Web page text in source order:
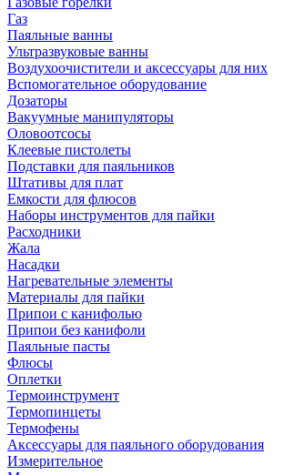
Газ
Паяльные ванны
Ультразвуковые ванны
Воздухоочистители и аксессуары для них
Вспомогательное оборудование
Дозаторы
Вакуумные манипуляторы
Оловоотсосы
Клеевые пистолеты
Подставки для паяльников
Штативы для плат
Емкости для флюсов
Наборы инструментов для пайки
Расходники
Жала
Насадки
Нагревательные элементы
Материалы для пайки
Припои с канифолью
Припои без канифоли
Паяльные пасты
Флюсы
Оплетки
Термоинструмент
Термопинцеты
Термофены
Аксессуары для паяльного оборудования
Измерительное